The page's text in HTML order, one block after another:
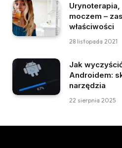
moczem –
właściwości
28 listopada 2021
Jak
Androidem:
narzędzia
22 sierpnia 2025